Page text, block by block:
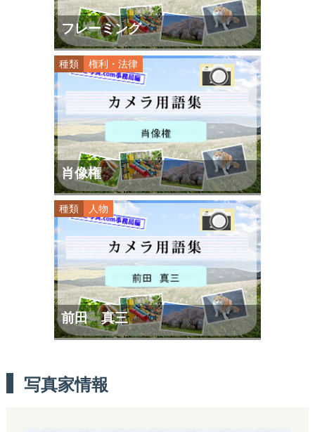
フレーミング
種類 権利・法律
肖像権
種類 人物
前田 真三
写真家情報